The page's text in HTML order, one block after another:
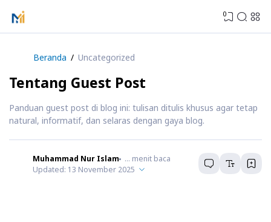
0
Beranda Uncategorized
Tentang Guest Post
Panduan guest post di blog ini: tulisan ditulis khusus agar tetap
natural, informatif, dan selaras dengan gaya blog.
Muhammad Nur Islam ... menit baca
Updated: 13 November 2025